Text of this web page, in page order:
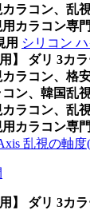
ラコン、乱
用カラコン専
用 シリコン
用】 ダリ 3カ
ラコン、格
ン、韓国乱
ラコン、乱
用カラコン専
乱視の軸度
用】 ダリ 3カ